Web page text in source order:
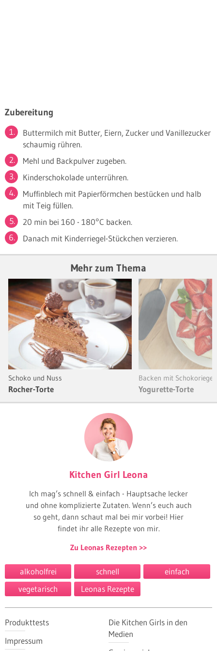
Zubereitung
Buttermilch mit Butter, Eiern, Zucker und Vanillezucker
schaumig rühren.
Mehl und Backpulver zugeben.
Kinderschokolade unterrühren.
Muffinblech mit Papierförmchen bestücken und halb
mit Teig füllen.
20 min bei 160 - 180°C backen.
Danach mit Kinderriegel-Stückchen verzieren.
Mehr zum Thema
Schoko und Nuss
Rocher-Torte
Backen mit
Yogurette-Torte
Kitchen Girl Leona
Ich mag’s schnell & einfach - Hauptsache lecker
und ohne komplizierte Zutaten. Wenn’s euch auch
so geht, dann schaut mal bei mir vorbei! Hier
findet ihr alle Rezepte von mir.
Zu Leonas Rezepten
alkoholfrei schnell
einfach
vegetarisch
Leonas Rezepte
Produkttests
Impressum
Die Kitchen Girls in den
Medien